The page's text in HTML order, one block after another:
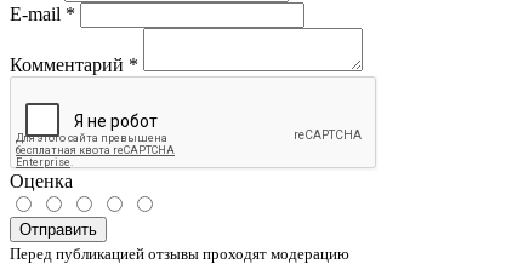
E-mail *
Комментарий *
Оценка
Отправить
Перед публикацией отзывы проходят модерацию